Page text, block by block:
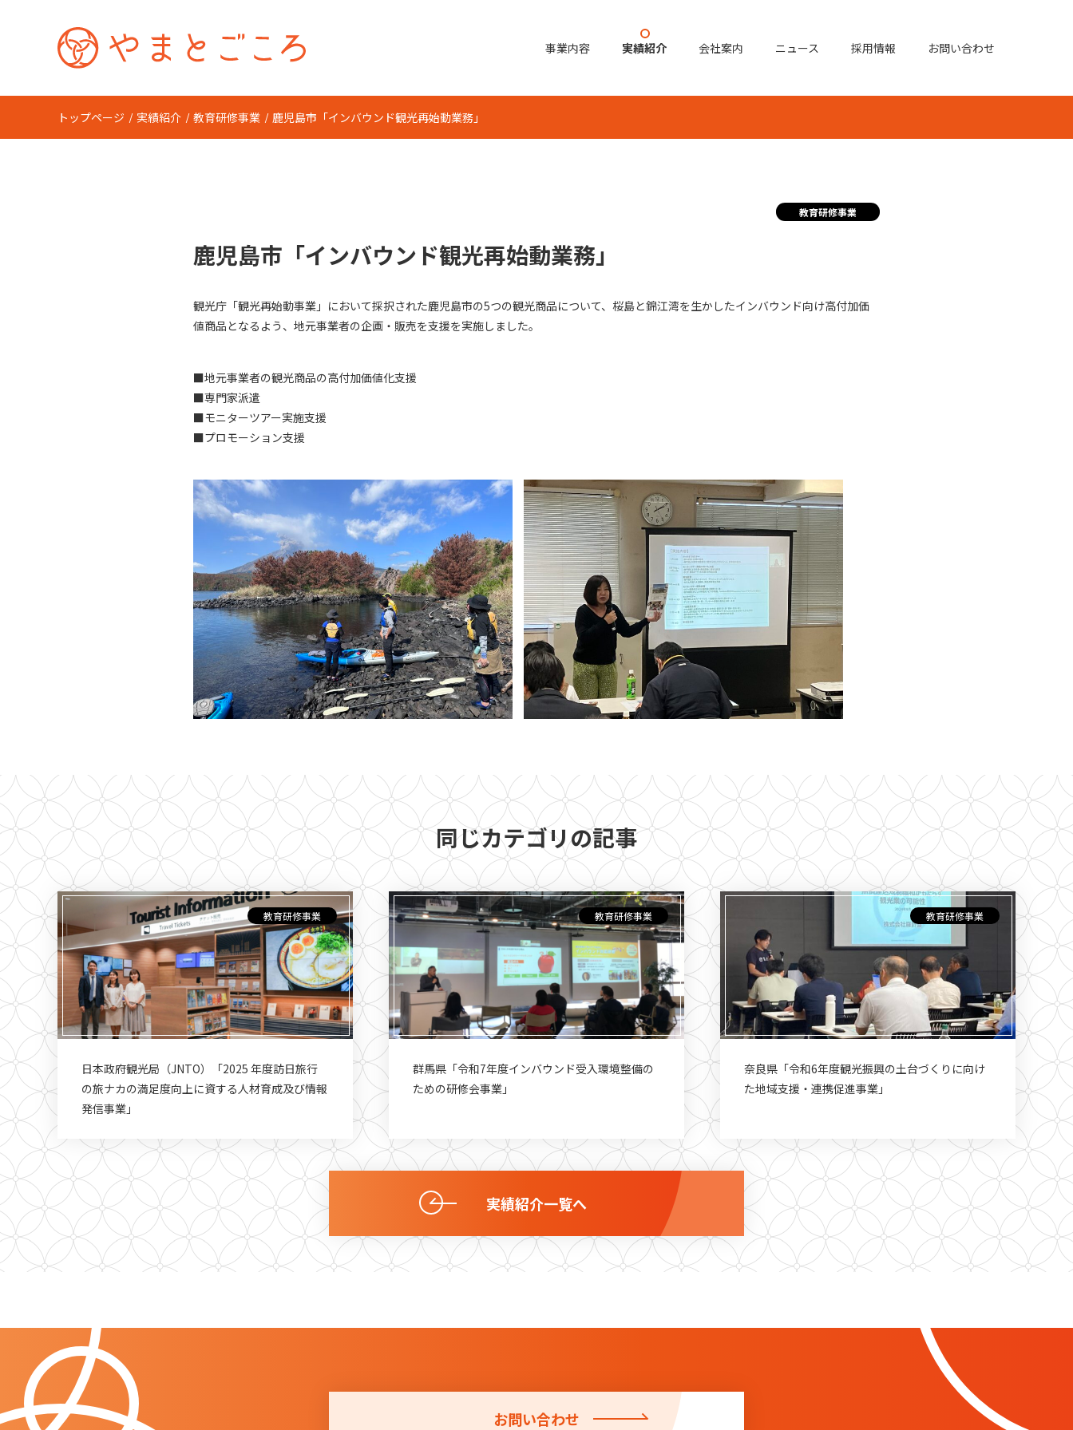
事業内容 実績紹介 会社案内 ニュース 採用情報 お問い合わせ
トップページ 実績紹介 教育研修事業 鹿児島市「インバウンド観光再始動業務」
教育研修事業
鹿児島市「インバウンド観光再始動業務」
観光庁「観光再始動事業」において採択された鹿児島市の5つの観光商品について、桜島と錦江湾を生かしたインバウンド向け高付加価
値商品となるよう、地元事業者の企画・販売を支援を実施しました。
■地元事業者の観光商品の高付加価値化支援
■専門家派遣
■モニターツアー実施支援
■プロモーション支援
同じカテゴリの記事
教育研修事業
日本政府観光局（JNTO）「2025 年度訪日旅行
の旅ナカの満足度向上に資する人材育成及び情報
発信事業」
教育研修事業
群馬県「令和7年度インバウンド受入環境整備の
ための研修会事業」
教育研修事業
奈良県「令和6年度観光振興の土台づくりに向け
た地域支援・連携促進事業」
実績紹介一覧へ
お問い合わせ